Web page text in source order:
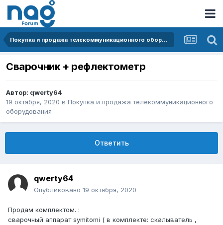
Покупка и продажа телекоммуникационного оборудования
Сварочник + рефлектометр
Автор: qwerty64
19 октября, 2020 в Покупка и продажа телекоммуникационного
оборудования
Ответить
qwerty64
Опубликовано 19 октября, 2020
Продам комплектом. :
сварочный аппарат symitomi ( в комплекте: скалыватель ,